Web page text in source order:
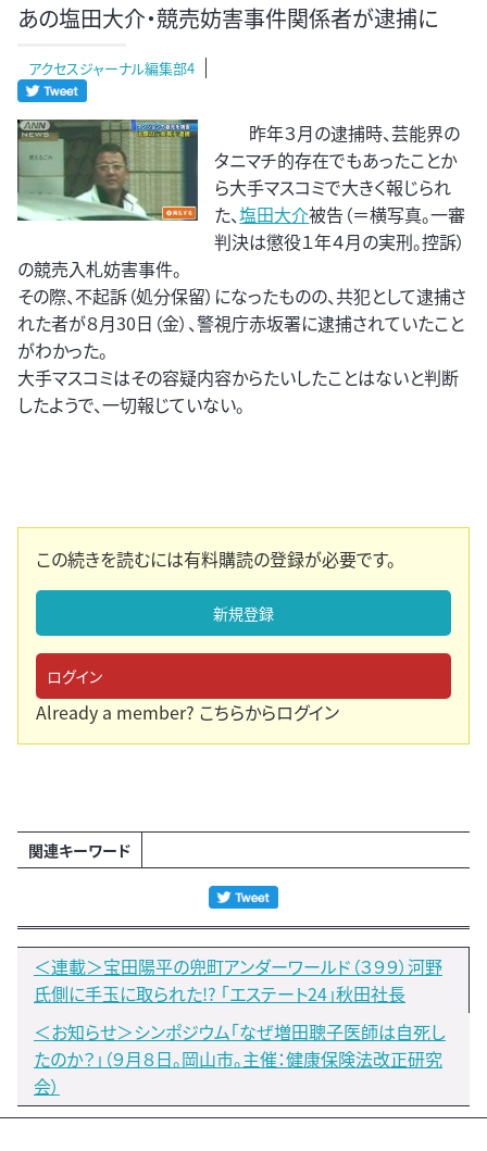
あの塩田大介・競売妨害事件関係者が逮捕に
アクセスジャーナル編集部4
昨年３月の逮捕時、芸能界の
タニマチ的存在でもあったことか
ら大手マスコミで大きく報じられ
た、塩田大介被告（＝横写真。一審
判決は懲役１年４月の実刑。控訴）
の競売入札妨害事件。
その際、不起訴（処分保留）になったものの、共犯として逮捕さ
れた者が８月30日（金）、警視庁赤坂署に逮捕されていたこと
がわかった。
大手マスコミはその容疑内容からたいしたことはないと判断
したようで、一切報じていない。
この続きを読むには有料購読の登録が必要です。
新規登録
ログイン
Already a member? こちらからログイン
関連キーワード
＜連載＞宝田陽平の兜町アンダーワールド（３９９）河野
氏側に手玉に取られた!? 「エステート24」秋田社長
＜お知らせ＞シンポジウム「なぜ増田聰子医師は自死し
たのか？」（９月８日。岡山市。主催：健康保険法改正研究
会）